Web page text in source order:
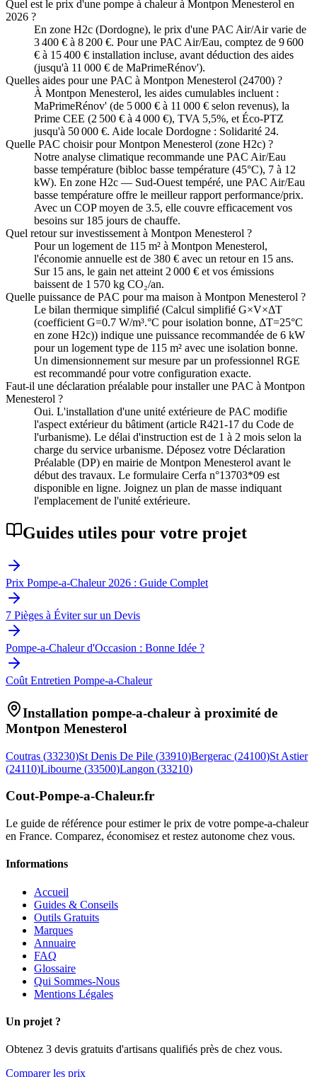
Quel est le prix d'une pompe à chaleur à Montpon Menesterol en
2026 ?
En zone H2c (Dordogne), le prix d'une PAC Air/Air varie de
3 400 € à 8 200 €. Pour une PAC Air/Eau, comptez de 9 600
€ à 15 400 € installation incluse, avant déduction des aides
(jusqu'à 11 000 € de MaPrimeRénov').
Quelles aides pour une PAC à Montpon Menesterol (24700) ?
À Montpon Menesterol, les aides cumulables incluent :
MaPrimeRénov' (de 5 000 € à 11 000 € selon revenus), la
Prime CEE (2 500 € à 4 000 €), TVA 5,5%, et Éco-PTZ
jusqu'à 50 000 €. Aide locale Dordogne : Solidarité 24.
Quelle PAC choisir pour Montpon Menesterol (zone H2c) ?
Notre analyse climatique recommande une PAC Air/Eau
basse température (bibloc basse température (45°C), 7 à 12
kW). En zone H2c — Sud-Ouest tempéré, une PAC Air/Eau
basse température offre le meilleur rapport performance/prix.
Avec un COP moyen de 3.5, elle couvre efficacement vos
besoins sur 185 jours de chauffe.
Quel retour sur investissement à Montpon Menesterol ?
Pour un logement de 115 m² à Montpon Menesterol,
l'économie annuelle est de 380 € avec un retour en 15 ans.
Sur 15 ans, le gain net atteint 2 000 € et vos émissions
baissent de 1 570 kg CO₂/an.
Quelle puissance de PAC pour ma maison à Montpon Menesterol ?
Le bilan thermique simplifié (Calcul simplifié G×V×ΔT
(coefficient G=0.7 W/m³.°C pour isolation bonne, ΔT=25°C
en zone H2c)) indique une puissance recommandée de 6 kW
pour un logement type de 115 m² avec une isolation bonne.
Un dimensionnement sur mesure par un professionnel RGE
est recommandé pour votre configuration exacte.
Faut-il une déclaration préalable pour installer une PAC à Montpon
Menesterol ?
Oui. L'installation d'une unité extérieure de PAC modifie
l'aspect extérieur du bâtiment (article R421-17 du Code de
l'urbanisme). Le délai d'instruction est de 1 à 2 mois selon la
charge du service urbanisme. Déposez votre Déclaration
Préalable (DP) en mairie de Montpon Menesterol avant le
début des travaux. Le formulaire Cerfa n°13703*09 est
disponible en ligne. Joignez un plan de masse indiquant
l'emplacement de l'unité extérieure.
Guides utiles pour votre projet
Prix Pompe-a-Chaleur 2026 : Guide Complet
7 Pièges à Éviter sur un Devis
Pompe-a-Chaleur d'Occasion : Bonne Idée ?
Coût Entretien Pompe-a-Chaleur
Installation pompe-a-chaleur à proximité de
Montpon Menesterol
Coutras (33230)St Denis De Pile (33910)Bergerac (24100)St Astier
(24110)Libourne (33500)Langon (33210)
Cout-Pompe-a-Chaleur.fr
Le guide de référence pour estimer le prix de votre pompe-a-chaleur
en France. Comparez, économisez et restez autonome chez vous.
Informations
Accueil
Guides & Conseils
Outils Gratuits
Marques
Annuaire
FAQ
Glossaire
Qui Sommes-Nous
Mentions Légales
Un projet ?
Obtenez 3 devis gratuits d'artisans qualifiés près de chez vous.
Comparer les prix